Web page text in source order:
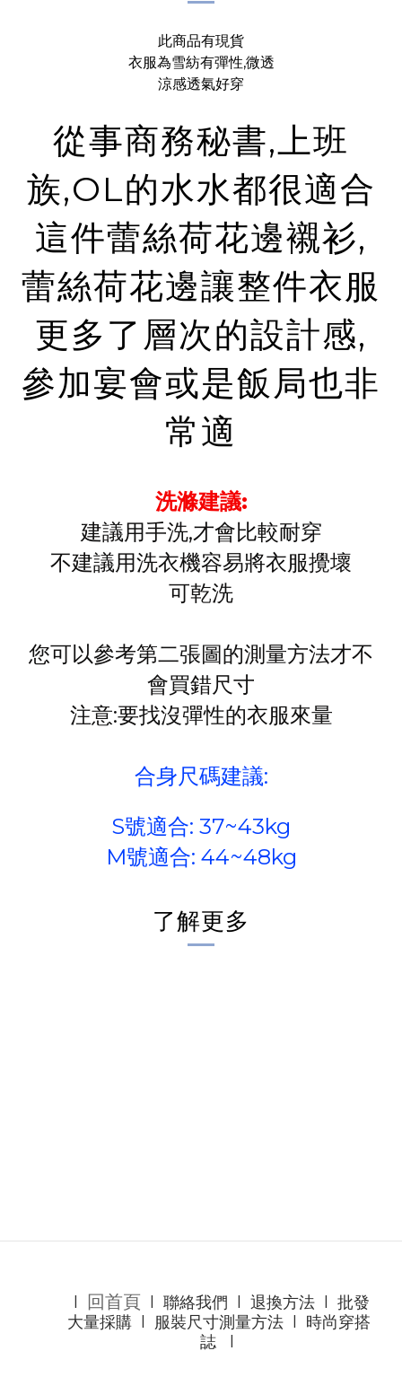
此商品有現貨
衣服為雪紡有彈性,微透
涼感透氣好穿
從事商務秘書,上班
族,OL的水水都很適合
這件蕾絲荷花邊襯衫,
蕾絲荷花邊讓整件衣服
更多了層次的設計感,
參加宴會或是飯局也非
常適
洗滌建議:
建議用手洗,才會比較耐穿
不建議用洗衣機容易將衣服攪壞
可乾洗
您可以參考第二張圖的測量方法才不
會買錯尺寸
注意:要找沒彈性的衣服來量
合身尺碼建議:
S號適合: 37~43kg
M號適合: 44~48kg
了解更多
回首頁 聯絡我們 退換方法l 批發
大量採購
服裝尺寸測量方法
時尚穿搭
誌l